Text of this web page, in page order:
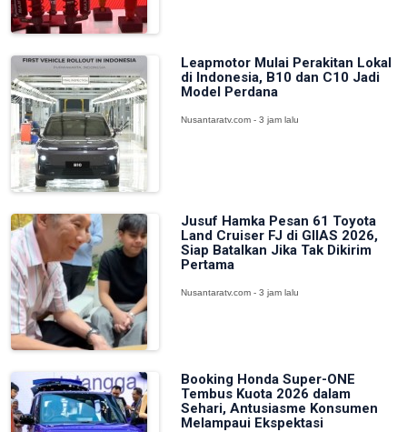
Leapmotor Mulai Perakitan Lokal
di Indonesia, B10 dan C10 Jadi
Model Perdana
Nusantaratv.com - 3 jam lalu
Jusuf Hamka Pesan 61 Toyota
Land Cruiser FJ di GIIAS 2026,
Siap Batalkan Jika Tak Dikirim
Pertama
Nusantaratv.com - 3 jam lalu
Booking Honda Super-ONE
Tembus Kuota 2026 dalam
Sehari, Antusiasme Konsumen
Melampaui Ekspektasi